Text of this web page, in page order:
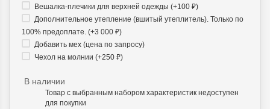
Вешалка-плечики для верхней одежды (+100 ₽)
Дополнительное утепление (вшитый утеплитель). Только по
100% предоплате. (+3 000 ₽)
Добавить мех (цена по запросу)
Чехол на молнии (+250 ₽)
В наличии
Товар с выбранным набором характеристик недоступен
для покупки